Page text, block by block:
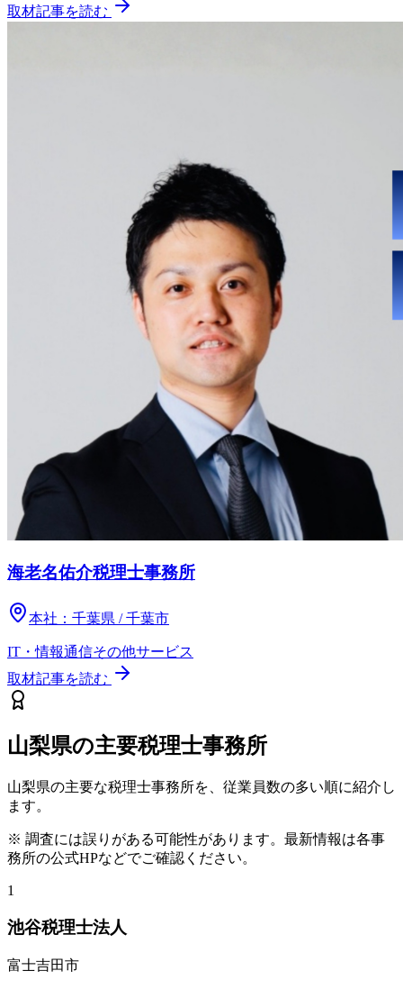
取材記事を読む
海老名佑介税理士事務所
本社： 千葉県 / 千葉市
IT・情報通信その他サービス
取材記事を読む
山梨県の主要税理士事務所
山梨県の主要な税理士事務所を、従業員数の多い順に紹介し
ます。
※ 調査には誤りがある可能性があります。最新情報は各事
務所の公式HPなどでご確認ください。
1
池谷税理士法人
富士吉田市